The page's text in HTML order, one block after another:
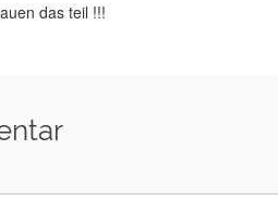
das teil !!!